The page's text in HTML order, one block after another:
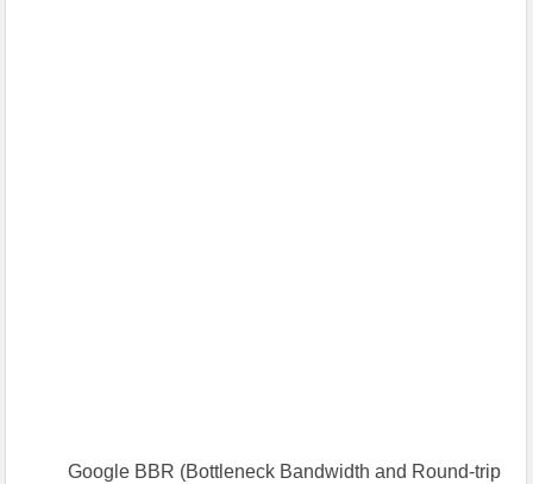
Google BBR (Bottleneck Bandwidth and Round-trip